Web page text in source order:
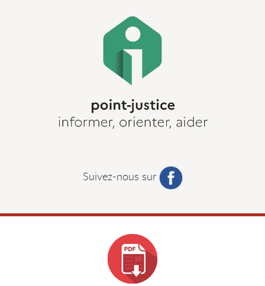
Suivez-nous sur